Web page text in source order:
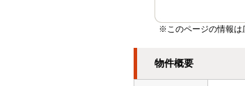
※このページの情報は
物件概要